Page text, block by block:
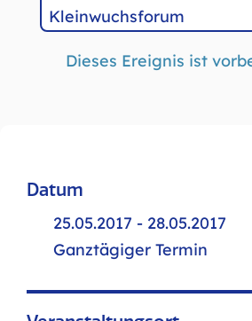
Kleinwuchsforum
Dieses Ereignis ist
Datum
25.05.2017 - 28.05.2017
Ganztägiger Termin